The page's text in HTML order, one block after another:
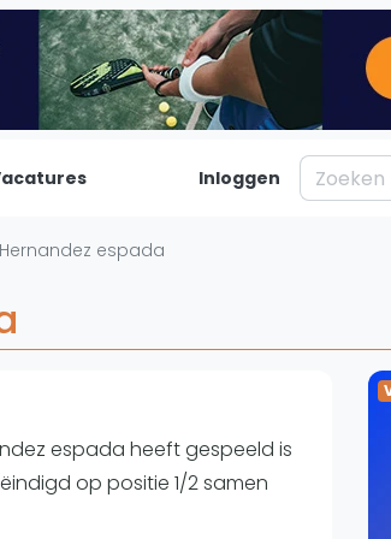
Insights
Inloggen
espada
espada heeft gespeeld is
op positie 1/2 samen